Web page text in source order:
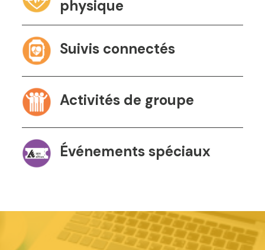
physique
Suivis connectés
Activités de groupe
Événements spéciaux